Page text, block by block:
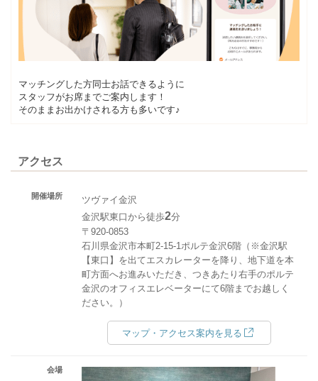
マッチングした方同士お話できるように
スタッフがお席までご案内します！
そのままお出かけされる方も多いです♪
アクセス
開催場所
ツヴァイ金沢
金沢駅東口から徒歩2分
〒920-0853
石川県金沢市本町2-15-1ポルテ金沢6階（※金沢駅
【東口】を出てエスカレーターを降り、地下道を本
町方面へお進みいただき、つきあたり右手のポルテ
金沢のオフィスエレベーターにて6階までお越しく
ださい。）
マップ・アクセス案内を見る
会場